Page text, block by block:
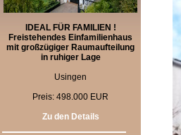
IDEAL FÜR FAMILIEN !
Freistehendes Einfamilienhaus
mit großzügiger Raumaufteilung
in ruhiger Lage
Usingen
Preis: 498.000 EUR
Zu den Details